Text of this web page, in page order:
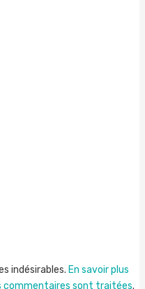
indésirables. En savoir plus
commentaires sont traitées.